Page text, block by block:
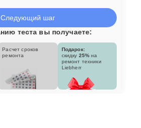
Следующий шаг
теста вы получаете:
Расчет сроков
ремонта
Подарок:
скидку 25% на
ремонт техники
Liebherr